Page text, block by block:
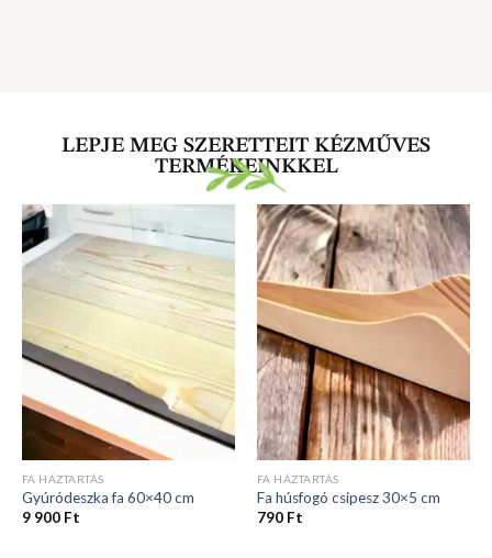
LEPJE MEG SZERETTEIT KÉZMŰVES
TERMÉKEINKKEL
FA HÁZTARTÁS
Gyúródeszka fa 60×40 cm
9 900 Ft
FA HÁZTARTÁS
Fa húsfogó csipesz 30×5 cm
790 Ft